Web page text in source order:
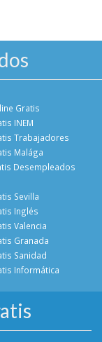
Gratis
INEM
Trabajadores
Malága
Desempleados
Sevilla
Inglés
Valencia
Granada
Sanidad
Informática